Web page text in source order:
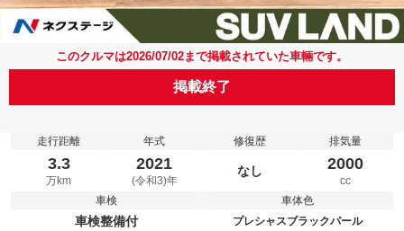
このクルマは2026/07/02まで掲載されていた車輛です。
掲載終了
走行距離
3.3
万km
年式
2021
(令和3)年
修復歴
なし
排気量
2000
cc
車検
車検整備付
車体色
プレシャスブラックパール